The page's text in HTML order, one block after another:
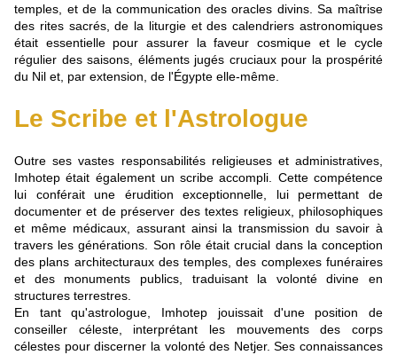
temples, et de la communication des oracles divins. Sa maîtrise
des rites sacrés, de la liturgie et des calendriers astronomiques
était essentielle pour assurer la faveur cosmique et le cycle
régulier des saisons, éléments jugés cruciaux pour la prospérité
du Nil et, par extension, de l'Égypte elle-même.
Le Scribe et l'Astrologue
Outre ses vastes responsabilités religieuses et administratives,
Imhotep était également un scribe accompli. Cette compétence
lui conférait une érudition exceptionnelle, lui permettant de
documenter et de préserver des textes religieux, philosophiques
et même médicaux, assurant ainsi la transmission du savoir à
travers les générations. Son rôle était crucial dans la conception
des plans architecturaux des temples, des complexes funéraires
et des monuments publics, traduisant la volonté divine en
structures terrestres.
En tant qu'astrologue, Imhotep jouissait d'une position de
conseiller céleste, interprétant les mouvements des corps
célestes pour discerner la volonté des Netjer. Ses connaissances